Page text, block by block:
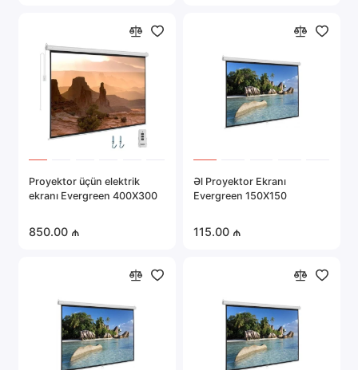
Proyektor üçün elektrik
ekranı Evergreen 400X300
850.00 ₼
Əl Proyektor Ekranı
Evergreen 150X150
115.00 ₼